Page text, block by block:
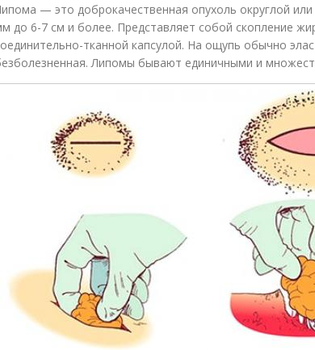
— это доброкачественная опухоль округлой
до 6-7 см и более. Представляет собой скопление
тканной капсулой. На ощупь обычно
Липомы бывают единичными и